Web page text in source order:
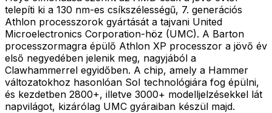
telepíti ki a 130 nm-es csíkszélességű, 7. generációs
Athlon processzorok gyártását a tajvani United
Microelectronics Corporation-höz (UMC). A Barton
processzormagra épülő Athlon XP processzor a jövő év
első negyedében jelenik meg, nagyjából a
Clawhammerrel egyidőben. A chip, amely a Hammer
változatokhoz hasonlóan SoI technológiára fog épülni,
és kezdetben 2800+, illetve 3000+ modelljelzésekkel lát
napvilágot, kizárólag UMC gyáraiban készül majd.